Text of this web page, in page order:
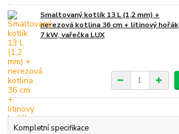
Smaltovaný kotlík 13 L (1,2 mm) +
nerezová kotlina 36 cm + litinový hořák
7 kW, vařečka LUX
Kompletní specifikace